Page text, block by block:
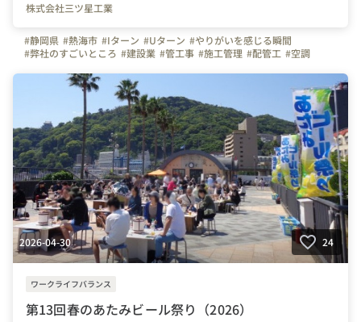
株式会社三ツ星工業
#静岡県 #熱海市 #Iターン #Uターン #やりがいを感じる瞬間
#弊社のすごいところ #建設業 #管工事 #施工管理 #配管工 #空調
#年末年始 #賞与 #利益配当
#三ツ星工業 #写真で伝える会社の雰囲気
#会社の推しポイント
#自慢の福利厚生 #はたらく人
#上司や先輩のキャラクター #設備 #株式会社三ツ星工業
2026-04-30 24
ワークライフバランス
第13回春のあたみビール祭り（2026）